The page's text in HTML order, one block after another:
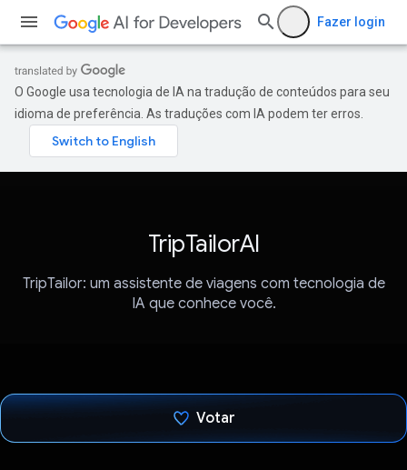
Fazer login
O Google usa tecnologia de IA na tradução de conteúdos para seu
idioma de preferência. As traduções com IA podem ter erros.
TripTailorAI
TripTailor: um assistente de viagens com tecnologia de
IA que conhece você.
Votar